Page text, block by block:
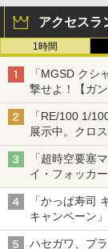
アクセスラ
1時間
「MGSD クシ
撃せよ！【ガ
「RE/100 1/
展示中。クロ
【ガンダムベ
「超時空要塞
イ・フォッカ
「かっぱ寿司
キャンペーン
子どもが楽し
ハセガワ、プ